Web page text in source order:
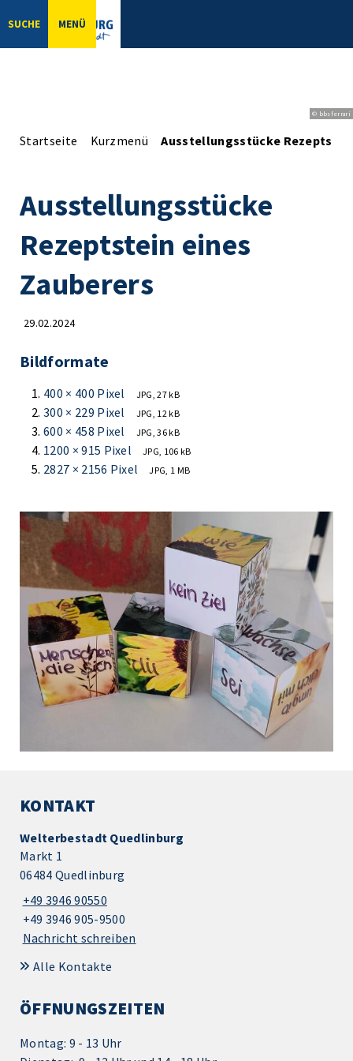
SUCHE MENÜ
© bbsferrari
Startseite Kurzmenü Ausstellungsstücke
Ausstellungsstücke
Rezeptstein eines
Zauberers
29.02.2024
Bildformate
400 × 400 Pixel JPG, 27 kB
300 × 229 Pixel JPG, 12 kB
600 × 458 Pixel JPG, 36 kB
1200 × 915 Pixel JPG, 106 kB
2827 × 2156 Pixel JPG, 1 MB
KONTAKT
Welterbestadt Quedlinburg
Markt 1
06484 Quedlinburg
+49 3946 90550
+49 3946 905-9500
Nachricht schreiben
Alle Kontakte
ÖFFNUNGSZEITEN
Montag: 9 - 13 Uhr